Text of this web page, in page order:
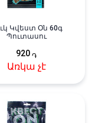
Կվեստ Օն 60գ
Պուտասու
920 ֏
Առկա չէ